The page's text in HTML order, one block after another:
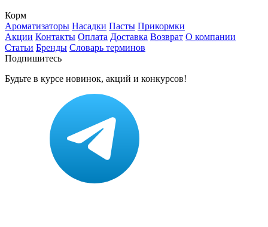
Корм
Ароматизаторы Насадки Пасты Прикормки
Акции Контакты Оплата Доставка Возврат О компании
Статьи Бренды Словарь терминов
Подпишитесь
Будьте в курсе новинок, акций и конкурсов!